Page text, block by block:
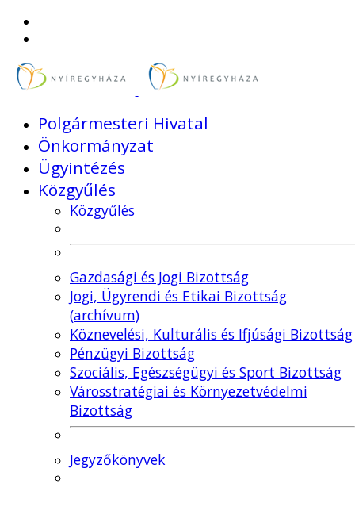
Polgármesteri Hivatal
Önkormányzat
Ügyintézés
Közgyűlés
Közgyűlés
Gazdasági és Jogi Bizottság
Jogi, Ügyrendi és Etikai Bizottság
(archívum)
Köznevelési, Kulturális és Ifjúsági Bizottság
Pénzügyi Bizottság
Szociális, Egészségügyi és Sport Bizottság
Városstratégiai és Környezetvédelmi
Bizottság
Jegyzőkönyvek